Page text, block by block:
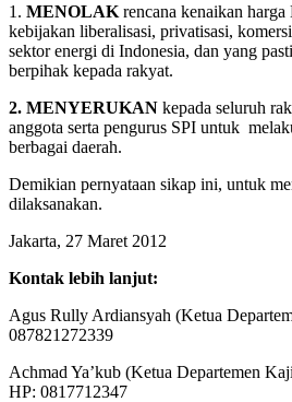
1. MENOLAK rencana kenaikan
kebijakan liberalisasi, privatisasi,
sektor energi di Indonesia, dan yang
berpihak kepada rakyat.
2. MENYERUKAN kepada seluruh
anggota serta pengurus SPI untuk
berbagai daerah.
Demikian pernyataan sikap ini, untuk
dilaksanakan.
Jakarta, 27 Maret 2012
Kontak lebih lanjut:
Agus Rully Ardiansyah (Ketua
087821272339
Achmad Ya’kub (Ketua Departemen
HP: 0817712347